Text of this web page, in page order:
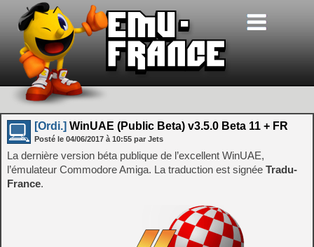
[Ordi.] WinUAE (Public Beta) v3.5.0 Beta 11 + FR
Posté le 04/06/2017 à 10:55 par Jets
La dernière version béta publique de l’excellent WinUAE,
l’émulateur Commodore Amiga. La traduction est signée Tradu-
France.